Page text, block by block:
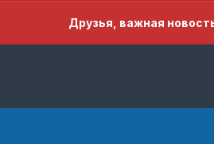
Друзья, важная